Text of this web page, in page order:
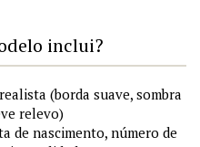
inclui?
(borda suave, sombra
relevo)
de nascimento, número de